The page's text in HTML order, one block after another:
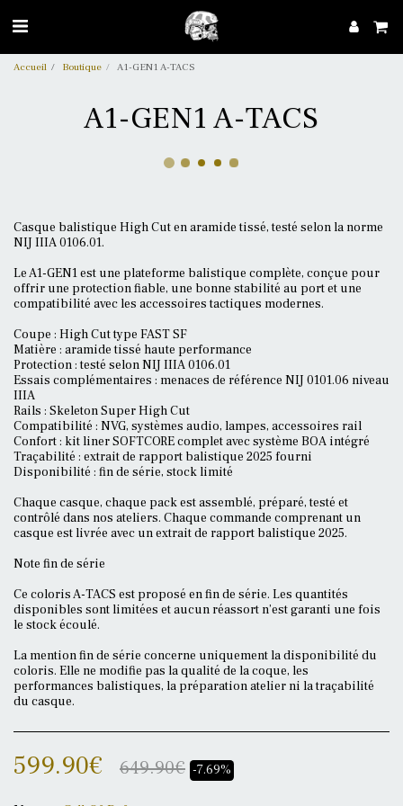
Accueil Boutique A1-GEN1 A-TACS
A1-GEN1 A-TACS
Casque balistique High Cut en aramide tissé, testé selon la norme
NIJ IIIA 0106.01.
Le A1-GEN1 est une plateforme balistique complète, conçue pour
offrir une protection fiable, une bonne stabilité au port et une
compatibilité avec les accessoires tactiques modernes.
Coupe : High Cut type FAST SF
Matière : aramide tissé haute performance
Protection : testé selon NIJ IIIA 0106.01
Essais complémentaires : menaces de référence NIJ 0101.06 niveau
IIIA
Rails : Skeleton Super High Cut
Compatibilité : NVG, systèmes audio, lampes, accessoires rail
Confort : kit liner SOFTCORE complet avec système BOA intégré
Traçabilité : extrait de rapport balistique 2025 fourni
Disponibilité : fin de série, stock limité
Chaque casque, chaque pack est assemblé, préparé, testé et
contrôlé dans nos ateliers. Chaque commande comprenant un
casque est livrée avec un extrait de rapport balistique 2025.
Note fin de série
Ce coloris A-TACS est proposé en fin de série. Les quantités
disponibles sont limitées et aucun réassort n’est garanti une fois
le stock écoulé.
La mention fin de série concerne uniquement la disponibilité du
coloris. Elle ne modifie pas la qualité de la coque, les
performances balistiques, la préparation atelier ni la traçabilité
du casque.
599.90€ 649.90€ -7.69%